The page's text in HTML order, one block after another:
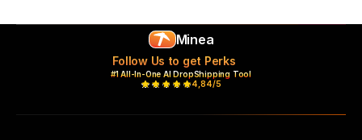
Minea
Follow Us to get Perks
#1 All-In-One AI DropShipping Tool
4,84/5